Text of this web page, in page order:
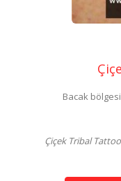
Bacak
Çiçek Tribal